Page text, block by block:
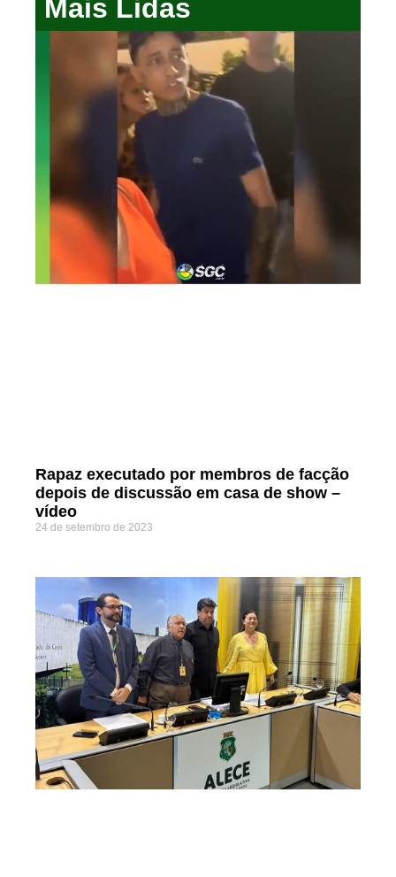
Mais Lidas
Rapaz executado por membros de facção
depois de discussão em casa de show –
vídeo
24 de setembro de 2023